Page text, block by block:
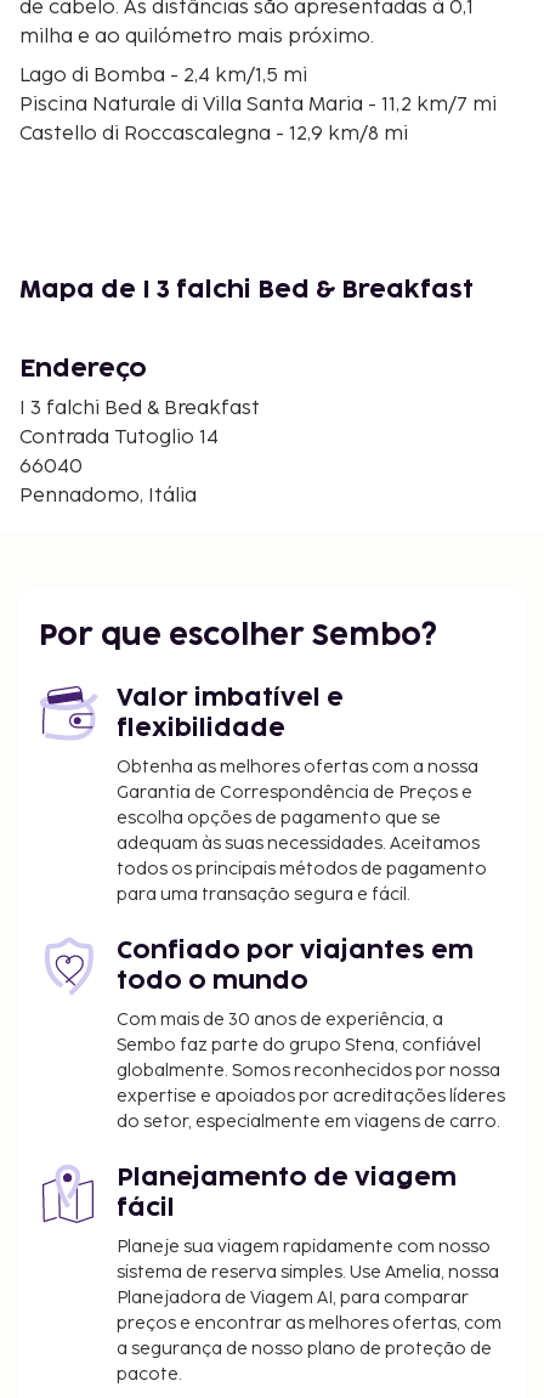
de cabelo. As distâncias são apresentadas à 0,1
milha e ao quilómetro mais próximo.
Lago di Bomba - 2,4 km/1,5 mi
Piscina Naturale di Villa Santa Maria - 11,2 km/7 mi
Castello di Roccascalegna - 12,9 km/8 mi
Santuario del Miracolo Eucaristico - 34,4 km/21,4 mi
Adegas de Cantina Frentana - 37,1 km/23 mi
Museu da Fundição Marinelli Bell - 37,3 km/23,2 mi
Praça da Cidade - 38,2 km/23,7 mi
Piazza del Plebiscito - 38,3 km/23,8 mi
Abadia de San Giovanni in Venere - 38,9 km/24,2 mi
Micro-ondas no espaço comum e frigorífico no
comodidades oferecidas por Esta casa de
hóspedes. Desfrute de fantásticas vistas a partir do
jardim ou tire partido das várias comodidades e
serviços ao seu dispor, incluindo Wi-fi grátis e uma
lareira no lobby. Comece as suas manhãs da melhor
forma com um pequeno-almoço completo grátis,
servido diariamente entre as 8:30 e as 10:00.
animal (varia consoante a duração da estadia) +
20 EUR (taxa de limpeza única)
Os animais de serviço estão isentos de taxas
Utilização de cozinha/kitchenette: 15 EUR por
Micro-ondas no quarto: 5 EUR por dia
Taxa de eletricidade: 10 EUR por dia
A lista anterior pode não estar completa. As taxas e
os depósitos podem não incluir impostos e estão
sujeitos a alterações.
Todas as pessoas alojadas, incluindo crianças,
deverão estar presentes durante o registo de
entrada e exibir o respetivo documento de
identificação ou passaporte.
Mapa de I 3 falchi Bed & Breakfast
Endereço
I 3 falchi Bed & Breakfast
Contrada Tutoglio 14
66040
Pennadomo, Itália
Por que escolher Sembo?
Valor imbatível e
flexibilidade
Obtenha as melhores ofertas com a nossa
Garantia de Correspondência de Preços e
escolha opções de pagamento que se
adequam às suas necessidades. Aceitamos
todos os principais métodos de pagamento
para uma transação segura e fácil.
Confiado por viajantes em
todo o mundo
Com mais de 30 anos de experiência, a
Sembo faz parte do grupo Stena, confiável
globalmente. Somos reconhecidos por nossa
expertise e apoiados por acreditações líderes
do setor, especialmente em viagens de carro.
Planejamento de viagem
fácil
Planeje sua viagem rapidamente com nosso
sistema de reserva simples. Use Amelia, nossa
Planejadora de Viagem AI, para comparar
preços e encontrar as melhores ofertas, com
a segurança de nosso plano de proteção de
pacote.